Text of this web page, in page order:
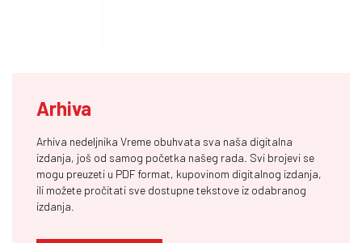
Arhiva
Arhiva nedeljnika Vreme obuhvata sva naša digitalna
izdanja, još od samog početka našeg rada. Svi brojevi se
mogu preuzeti u PDF format, kupovinom digitalnog izdanja,
ili možete pročitati sve dostupne tekstove iz odabranog
izdanja.